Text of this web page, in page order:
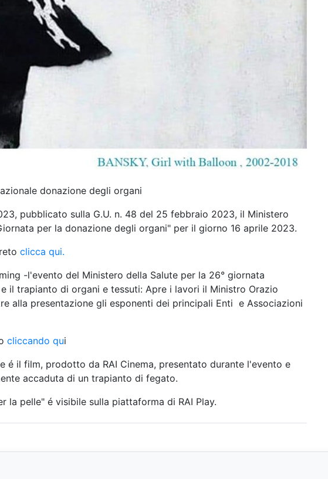
donazione degli organi
pubblicato sulla G.U. n. 48 del 25 febbraio 2023, il Ministero
per la donazione degli organi" per il giorno 16 aprile 2023.
clicca qui.
-l'evento del Ministero della Salute per la 26° giornata
il trapianto di organi e tessuti: Apre i lavori il Ministro Orazio
alla presentazione gli esponenti dei principali Enti e Associazioni
cliccando qui
é il film, prodotto da RAI Cinema, presentato durante l'evento e
accaduta di un trapianto di fegato.
la pelle" é visibile sulla piattaforma di RAI Play.